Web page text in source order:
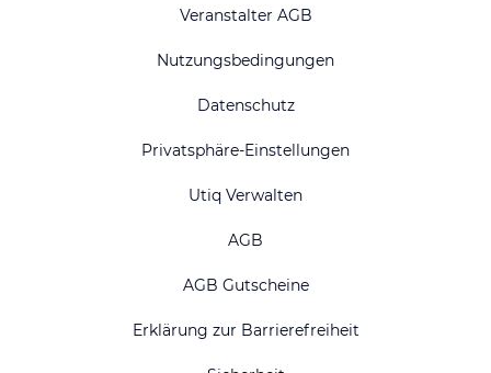
Veranstalter AGB
Nutzungsbedingungen
Datenschutz
Privatsphäre-Einstellungen
Utiq Verwalten
AGB
AGB Gutscheine
Erklärung zur Barrierefreiheit